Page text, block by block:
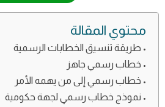
محتوي المقالة
طريقة تنسيق الخطابات الرسمية
خطاب رسمي جاهز
خطاب رسمي إلى من يهمه الأمر
نموذج خطاب رسمي لجهة حكومية